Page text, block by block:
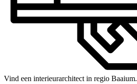
Vind een interieurarchitect in regio Baaium.